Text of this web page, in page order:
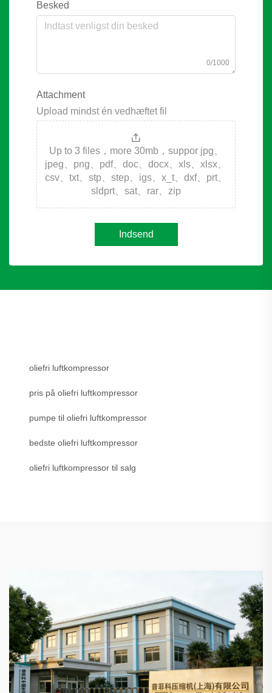
Besked
0/1000
Attachment
Upload mindst én vedhæftet fil
Up to 3 files，more 30mb，suppor jpg、
jpeg、png、pdf、doc、docx、xls、xlsx、
csv、txt、stp、step、igs、x_t、dxf、prt、
sldprt、sat、rar、zip
Indsend
oliefri luftkompressor
pris på oliefri luftkompressor
pumpe til oliefri luftkompressor
bedste oliefri luftkompressor
oliefri luftkompressor til salg